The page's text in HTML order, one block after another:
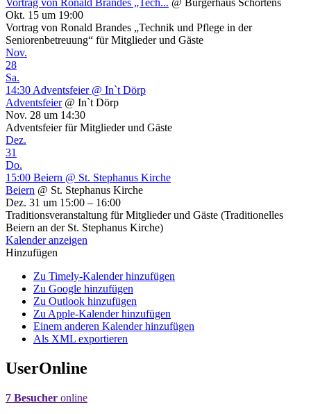
Vortrag von Ronald Brandes „Tech... @ Bürgerhaus Schortens
Okt. 15 um 19:00
Vortrag von Ronald Brandes „Technik und Pflege in der
Seniorenbetreuung“ für Mitglieder und Gäste
Nov.
28
Sa.
14:30 Adventsfeier @ In`t Dörp
Adventsfeier @ In`t Dörp
Nov. 28 um 14:30
Adventsfeier für Mitglieder und Gäste
Dez.
31
Do.
15:00 Beiern @ St. Stephanus Kirche
Beiern @ St. Stephanus Kirche
Dez. 31 um 15:00 – 16:00
Traditionsveranstaltung für Mitglieder und Gäste (Traditionelles
Beiern an der St. Stephanus Kirche)
Kalender anzeigen
Hinzufügen
Zu Timely-Kalender hinzufügen
Zu Google hinzufügen
Zu Outlook hinzufügen
Zu Apple-Kalender hinzufügen
Einem anderen Kalender hinzufügen
Als XML exportieren
UserOnline
7 Besucher online